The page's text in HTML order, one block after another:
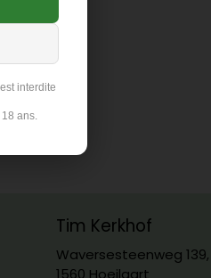
Tim Kerkhof
Waversesteenweg 139,
interdite
ans.